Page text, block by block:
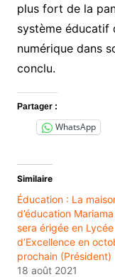
plus fort de la
système éducatif
numérique dans
conclu.
Partager :
WhatsApp
Similaire
Éducation : La
d’éducation Mariama
sera érigée en Lycée
d’Excellence en
prochain (Président)
18 août 2021